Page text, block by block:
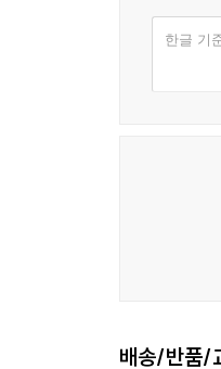
한글 기
배송/반품/